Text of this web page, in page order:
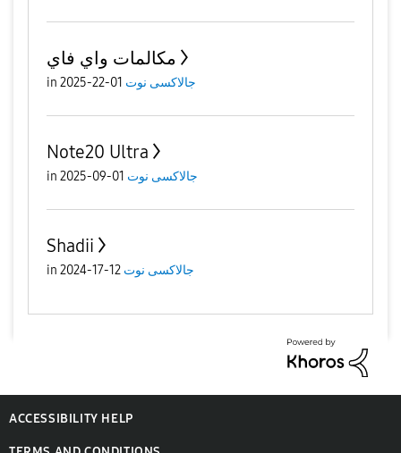
مكالمات واي فاي
in جالاكسى نوت 01-22-2025
Note20 Ultra
in جالاكسى نوت 01-09-2025
Shadii
in جالاكسى نوت 12-17-2024
ACCESSIBILITY HELP